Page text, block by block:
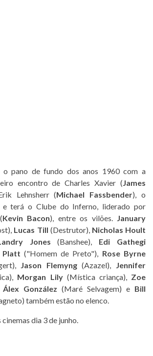
pano de fundo dos anos 1960 com a
encontro de Charles Xavier (James
Lehnsherr (Michael Fassbender), o
terá o Clube do Inferno, liderado por
Kevin Bacon), entre os vilões. January
Lucas Till (Destrutor), Nicholas Hoult
Jones (Banshee), Edi Gathegi
Platt ("Homem de Preto"), Rose Byrne
Jason Flemyng(Azazel), Jennifer
Morgan Lily(Mística criança), Zoe
Álex González (Maré Selvagem) e Bill
também estão no elenco.
dia 3 de junho.